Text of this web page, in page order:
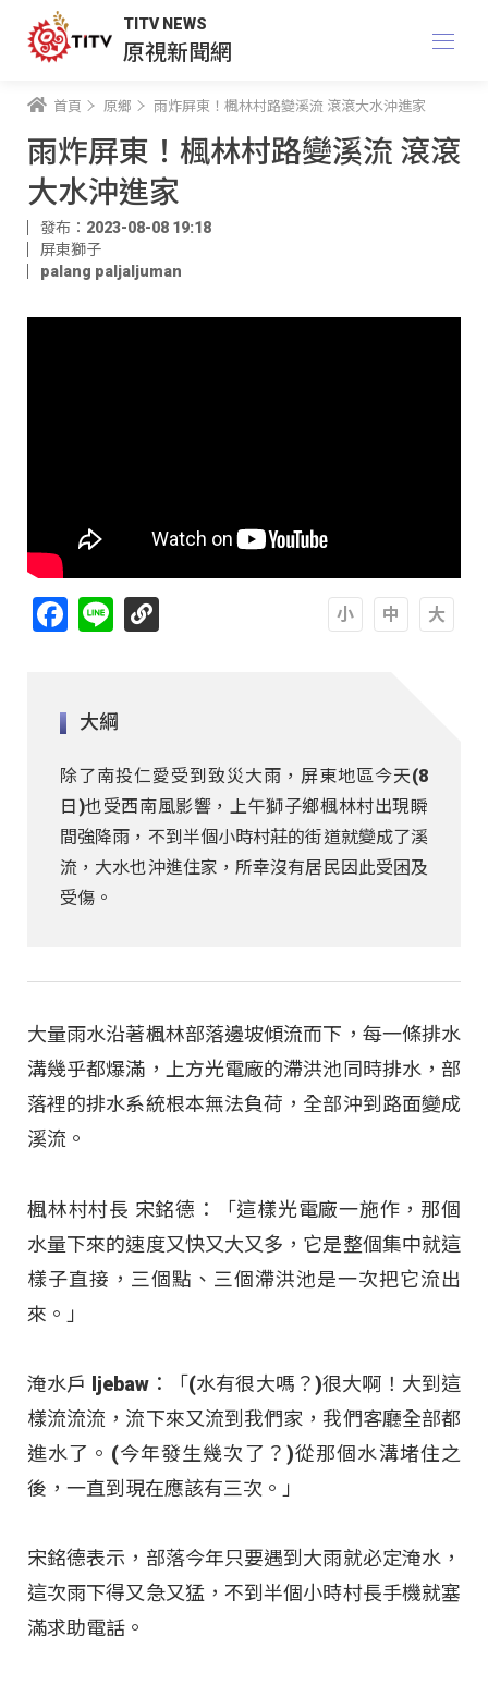
TITV NEWS
原視新聞網
首頁 原鄉 雨炸屏東！楓林村路變溪流 滾滾大水沖進家
雨炸屏東！楓林村路變溪流 滾滾
大水沖進家
發布：2023-08-08 19:18
屏東獅子
palang paljaljuman
Facebook
Line
大綱
除了南投仁愛受到致災大雨，屏東地區今天(8
日)也受西南風影響，上午獅子鄉楓林村出現瞬
間強降雨，不到半個小時村莊的街道就變成了溪
流，大水也沖進住家，所幸沒有居民因此受困及
受傷。
大量雨水沿著楓林部落邊坡傾流而下，每一條排水
溝幾乎都爆滿，上方光電廠的滯洪池同時排水，部
落裡的排水系統根本無法負荷，全部沖到路面變成
溪流。
楓林村村長 宋銘德：「這樣光電廠一施作，那個
水量下來的速度又快又大又多，它是整個集中就這
樣子直接，三個點、三個滯洪池是一次把它流出
來。」
淹水戶 ljebaw：「(水有很大嗎？)很大啊！大到這
樣流流流，流下來又流到我們家，我們客廳全部都
進水了。(今年發生幾次了？)從那個水溝堵住之
後，一直到現在應該有三次。」
宋銘德表示，部落今年只要遇到大雨就必定淹水，
這次雨下得又急又猛，不到半個小時村長手機就塞
滿求助電話。